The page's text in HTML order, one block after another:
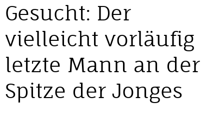
Gesucht: Der
vielleicht vorläufig
letzte Mann an der
Spitze der Jonges